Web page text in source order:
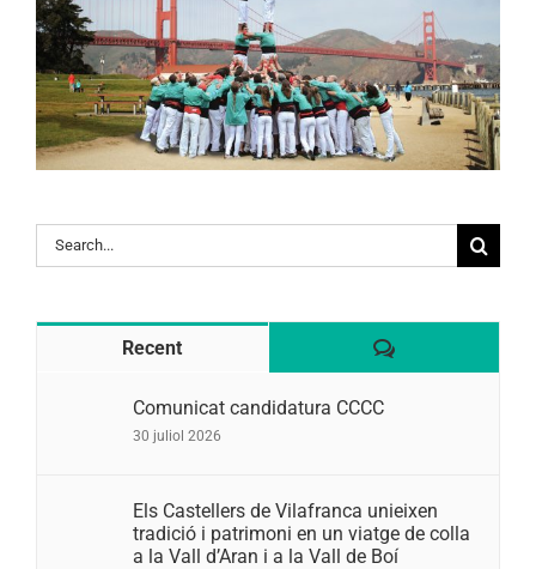
Search
for:
Recent Comentaris
Comunicat candidatura CCCC
30 juliol 2026
Els Castellers de Vilafranca unieixen
tradició i patrimoni en un viatge de colla
a la Vall d’Aran i a la Vall de Boí